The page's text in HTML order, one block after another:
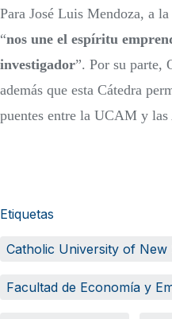
Para José Luis Mendoza, a
“nos une el espíritu
investigador”. Por su parte,
además que esta Cátedra
puentes entre la UCAM y las
Etiquetas
Catholic University of New
Facultad de Economía y